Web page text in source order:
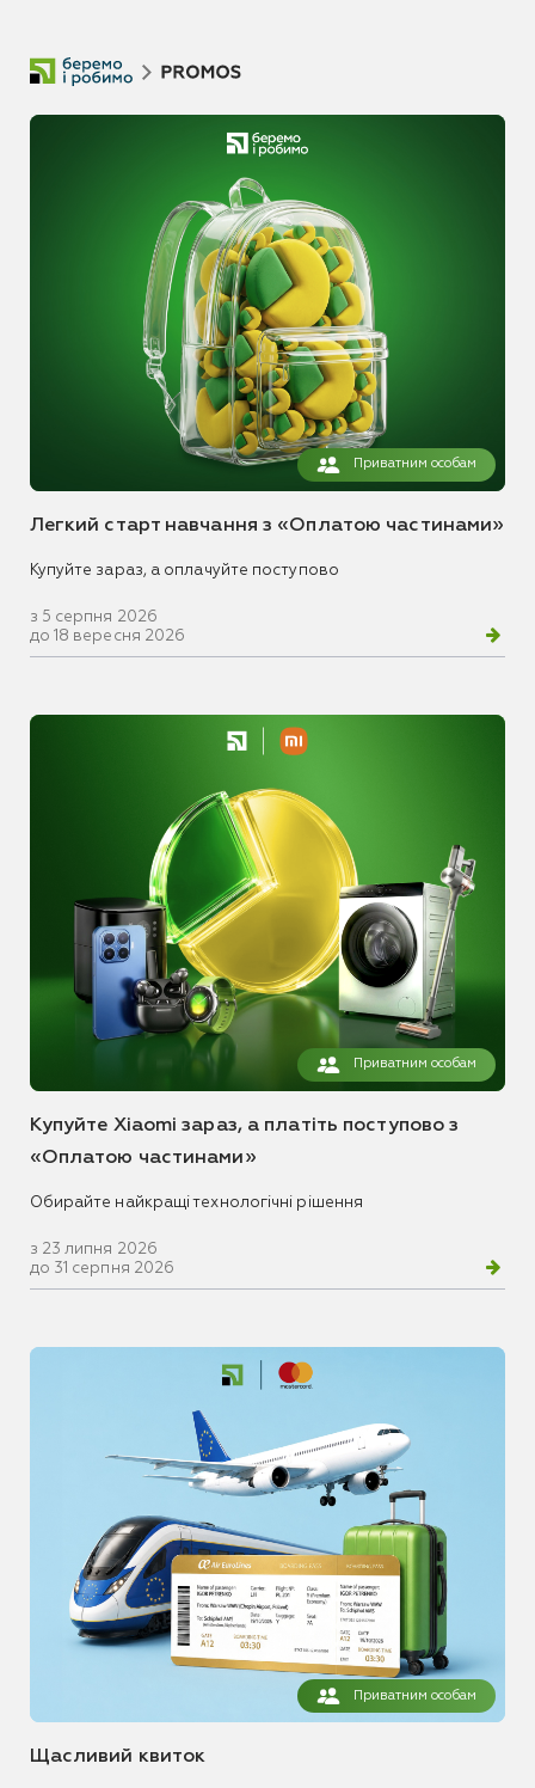
Приватним особам
Легкий старт навчання з «Оплатою частинами»
Купуйте зараз, а оплачуйте поступово
з 5 серпня 2026
до 18 вересня 2026
Приватним особам
Купуйте Xiaomi зараз, а платіть поступово з
«Оплатою частинами»
Обирайте найкращі технологічні рішення
з 23 липня 2026
до 31 серпня 2026
Приватним особам
Щасливий квиток